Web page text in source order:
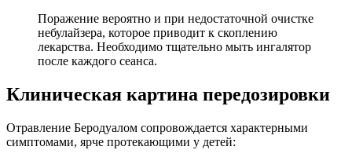
Поражение вероятно и при недостаточной очистке
небулайзера, которое приводит к скоплению
лекарства. Необходимо тщательно мыть ингалятор
после каждого сеанса.
Клиническая картина передозировки
Отравление Беродуалом сопровождается характерными
симптомами, ярче протекающими у детей: